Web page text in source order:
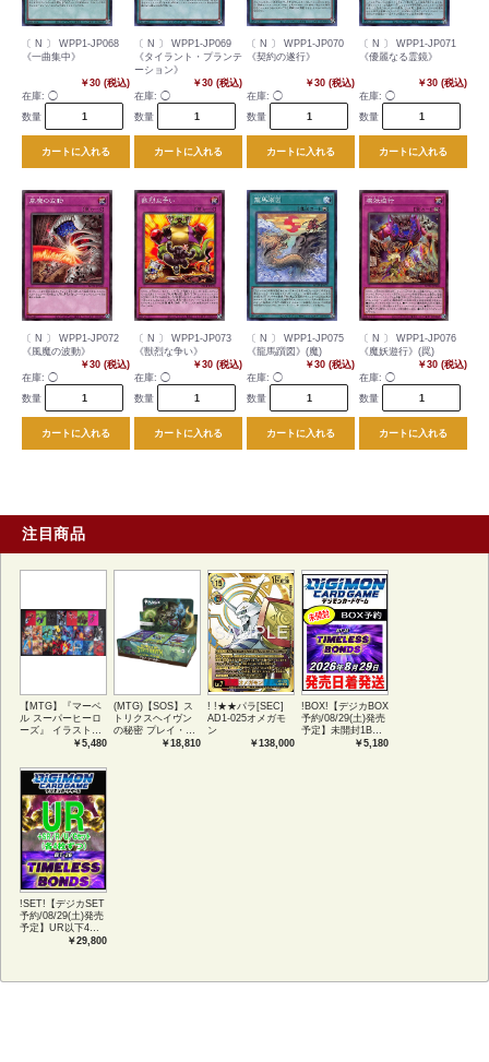
〔 N 〕 WPP1-JP068
《一曲集中》
￥30 (税込)
在庫: ◯
数量
カートに入れる
〔 N 〕 WPP1-JP069
《タイラント・プランテ
ーション》
￥30 (税込)
在庫: ◯
数量
カートに入れる
〔 N 〕 WPP1-JP070
《契約の遂行》
￥30 (税込)
在庫: ◯
数量
カートに入れる
〔 N 〕 WPP1-JP071
《優麗なる霊鏡》
￥30 (税込)
在庫: ◯
数量
カートに入れる
〔 N 〕 WPP1-JP072
《風魔の波動》
￥30 (税込)
在庫: ◯
数量
カートに入れる
〔 N 〕 WPP1-JP073
《獣烈な争い》
￥30 (税込)
在庫: ◯
数量
カートに入れる
〔 N 〕 WPP1-JP075
《龍馬躓図》(魔)
￥30 (税込)
在庫: ◯
数量
カートに入れる
〔 N 〕 WPP1-JP076
《魔妖遊行》(罠)
￥30 (税込)
在庫: ◯
数量
カートに入れる
注目商品
【MTG】『マーベ
ル スーパーヒーロ
ーズ』 イラストコ
レクション 54種コ
アートカード(JPN)
￥5,480
(MTG)【SOS】ス
トリクスヘイヴン
の秘密 プレイ・ブ
ースター1BOX日本
￥18,810
! !★★パラ[SEC]
AD1-025オメガモ
ン
￥138,000
!BOX!【デジカBOX
予約/08/29(土)発売
予定】未開封1BOX
￥5,180
!SET!【デジカSET
予約/08/29(土)発売
予定】UR以下4コ
ンセット 【BT-￥29,800